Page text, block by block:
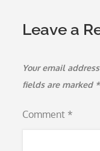
Leave a
Your email
fields are marked *
Comment *